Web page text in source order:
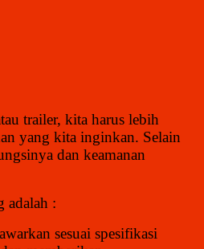
trailer, kita harus lebih
yang kita inginkan. Selain
dan keamanan
adalah :
sesuai spesifikasi